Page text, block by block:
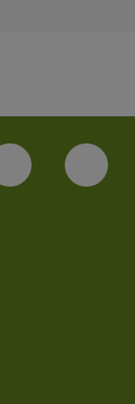
Bluesky